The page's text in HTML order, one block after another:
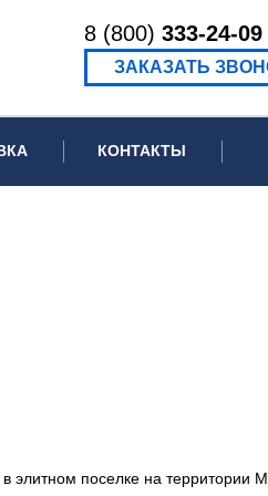
8 (800) 333-24-09
ЗАКАЗАТЬ
КОНТАКТЫ
поселке на территории